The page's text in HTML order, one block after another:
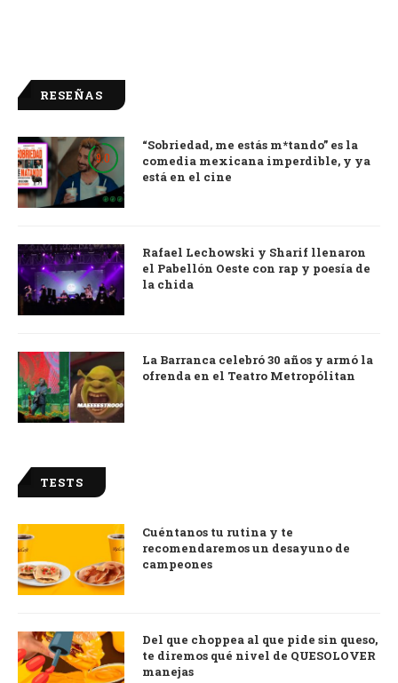
RESEÑAS
9.0
“Sobriedad, me estás m*tando” es la
comedia mexicana imperdible, y ya
está en el cine
Rafael Lechowski y Sharif llenaron
el Pabellón Oeste con rap y poesía de
la chida
La Barranca celebró 30 años y armó la
ofrenda en el Teatro Metropólitan
TESTS
Cuéntanos tu rutina y te
recomendaremos un desayuno de
campeones
Del que choppea al que pide sin queso,
te diremos qué nivel de QUESOLOVER
manejas